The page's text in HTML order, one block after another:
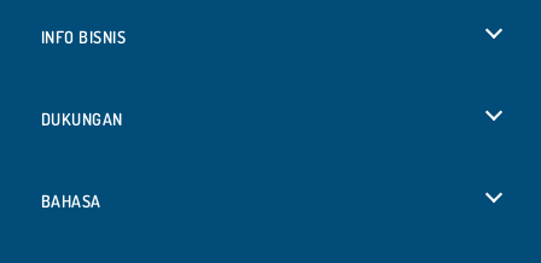
INFO BISNIS
DUKUNGAN
BAHASA